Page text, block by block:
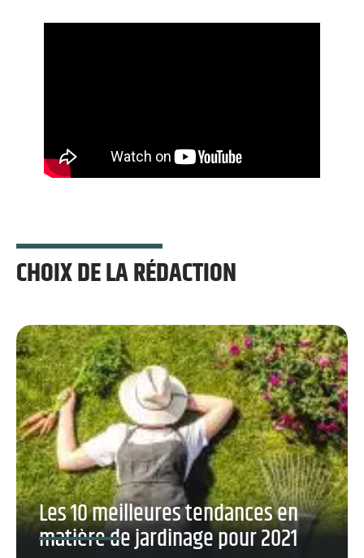
CHOIX DE LA RÉDACTION
Les 10 meilleures tendances en
matière de jardinage pour 2021